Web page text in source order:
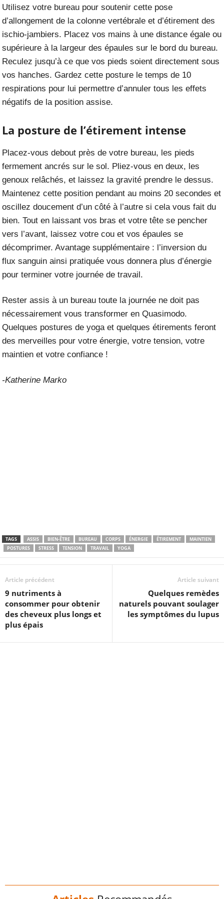
Utilisez votre bureau pour soutenir cette pose
d’allongement de la colonne vertébrale et d’étirement des
ischio-jambiers. Placez vos mains à une distance égale ou
supérieure à la largeur des épaules sur le bord du bureau.
Reculez jusqu’à ce que vos pieds soient directement sous
vos hanches. Gardez cette posture le temps de 10
respirations pour lui permettre d’annuler tous les effets
négatifs de la position assise.
La posture de l’étirement intense
Placez-vous debout près de votre bureau, les pieds
fermement ancrés sur le sol. Pliez-vous en deux, les
genoux relâchés, et laissez la gravité prendre le dessus.
Maintenez cette position pendant au moins 20 secondes et
oscillez doucement d’un côté à l’autre si cela vous fait du
bien. Tout en laissant vos bras et votre tête se pencher
vers l’avant, laissez votre cou et vos épaules se
décomprimer. Avantage supplémentaire : l’inversion du
flux sanguin ainsi pratiquée vous donnera plus d’énergie
pour terminer votre journée de travail.
Rester assis à un bureau toute la journée ne doit pas
nécessairement vous transformer en Quasimodo.
Quelques postures de yoga et quelques étirements feront
des merveilles pour votre énergie, votre tension, votre
maintien et votre confiance !
-Katherine Marko
TAGS ASSIS BIEN-ÊTRE BUREAU CORPS ÉNERGIE ÉTIREMENT
MAINTIEN
POSTURES
STRESS TENSION TRAVAIL YOGA
Article précédent
9 nutriments à
consommer pour obtenir
des cheveux plus longs et
plus épais
Article suivant
Quelques remèdes
naturels pouvant soulager
les symptômes du lupus